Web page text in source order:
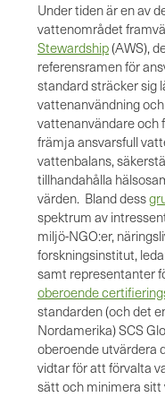
Under tiden är en av
vattenområdet
Stewardship(AWS),
referensramen för
standard sträcker sig
vattenanvändning
vattenanvändare och
främja ansvarsfull
vattenbalans,
tillhandahålla
värden. Bland dess
spektrum av
miljö-NGO:er,
forskningsinstitut,
samt representanter
oberoende
standarden (och det
Nordamerika) SCS
oberoende utvärdera
vidtar för att förvalta
sätt och minimera